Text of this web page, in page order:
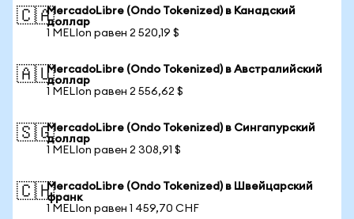
🇨🇦MercadoLibre (Ondo Tokenized) в Канадский
доллар
1 MELIon равен 2 520,19 $
🇦🇺MercadoLibre (Ondo Tokenized) в Австралийский
доллар
1 MELIon равен 2 556,62 $
🇸🇬MercadoLibre (Ondo Tokenized) в Сингапурский
доллар
1 MELIon равен 2 308,91 $
🇨🇭MercadoLibre (Ondo Tokenized) в Швейцарский
франк
1 MELIon равен 1 459,70 CHF